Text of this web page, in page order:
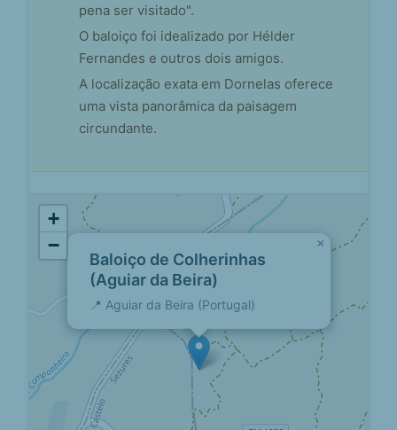
pena ser visitado".
O baloiço foi idealizado por Hélder
Fernandes e outros dois amigos.
A localização exata em Dornelas oferece
uma vista panorâmica da paisagem
circundante.
Baloiço de Colherinhas
(Aguiar da Beira)
📍 Aguiar da Beira (Portugal)
×
+
−